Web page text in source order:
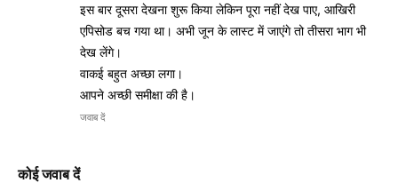
इस बार दूसरा देखना शुरू किया लेकिन पूरा नहीं देख पाए, आखिरी
एपिसोड बच गया था। अभी जून के लास्ट में जाएंगे तो तीसरा भाग भी
देख लेंगे।
वाकई बहुत अच्छा लगा।
आपने अच्छी समीक्षा की है।
जवाब दें
कोई जवाब दें